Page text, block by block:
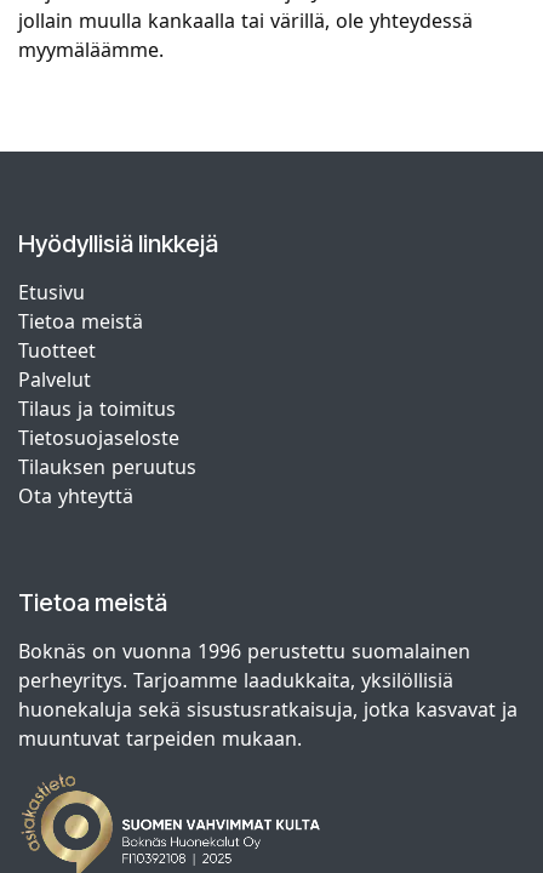
jollain muulla kankaalla tai värillä, ole yhteydessä
myymäläämme.
Hyödyllisiä linkkejä
Etusivu
Tietoa meistä
Tuotteet
Palvelut
Tilaus ja toimitus
Tietosuojaseloste
Tilauksen peruutus
Ota yhteyttä
Tietoa meistä
Boknäs on vuonna 1996 perustettu suomalainen
perheyritys. Tarjoamme laadukkaita, yksilöllisiä
huonekaluja sekä sisustusratkaisuja, jotka kasvavat ja
muuntuvat tarpeiden mukaan.